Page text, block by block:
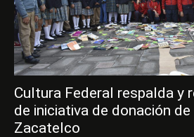
Cultura Federal respalda y
de iniciativa de donación
Zacatelco